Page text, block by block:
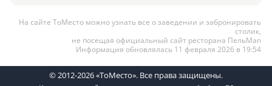
На сайте ТоМесто можно узнать все о заведении и забронировать
столик,
не посещая официальный сайт ресторана ПельMan
Информация обновлялась 11 февраля 2026 в 19:54
© 2012-2026 «ТоМесто». Все права защищены.